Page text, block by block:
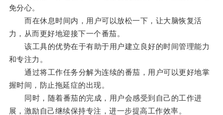
免分心。
而在休息时间内，用户可以放松一下，让大脑恢复活
力，从而更好地迎接下一个番茄。
该工具的优势在于有助于用户建立良好的时间管理能力
和专注力。
通过将工作任务分解为连续的番茄，用户可以更好地掌
握时间，防止拖延症的出现。
同时，随着番茄的完成，用户会感受到自己的工作进
展，激励自己继续保持专注，进一步提高工作效率。